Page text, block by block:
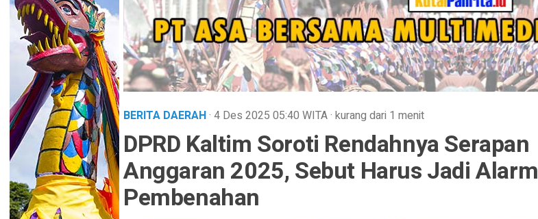
BERITA DAERAH· 4 Des 2025 05:40 WITA· kurang dari 1 menit
DPRD Kaltim Soroti Rendahnya Serapan
Anggaran 2025, Sebut Harus Jadi Alarm
Pembenahan